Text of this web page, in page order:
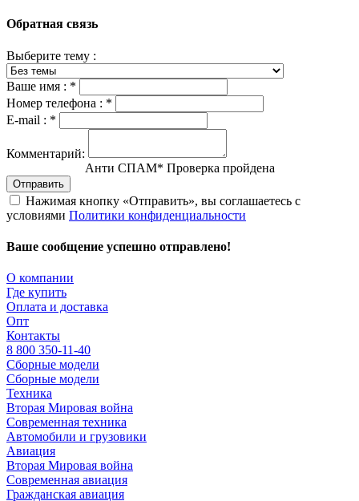
Обратная связь
Выберите тему :
Ваше имя : *
Номер телефона : *
E-mail : *
Комментарий:
Анти СПАМ* Проверка пройдена
Отправить
Нажимая кнопку «Отправить», вы соглашаетесь с
условиями Политики конфиденциальности
Ваше сообщение успешно отправлено!
О компании
Где купить
Оплата и доставка
Опт
Контакты
8 800 350-11-40
Сборные модели
Сборные модели
Техника
Вторая Мировая война
Современная техника
Автомобили и грузовики
Авиация
Вторая Мировая война
Современная авиация
Гражданская авиация